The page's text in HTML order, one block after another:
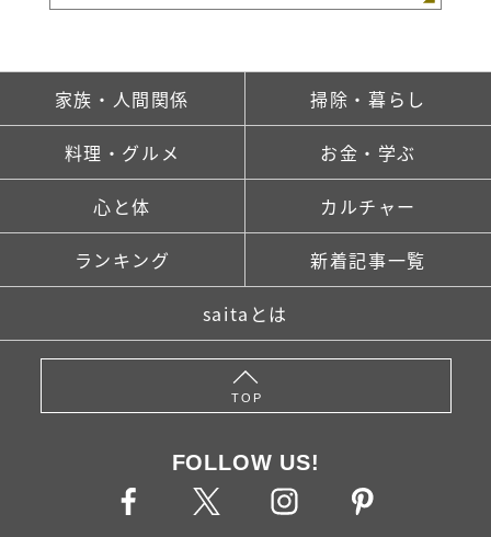
家族・人間関係 掃除・暮らし
料理・グルメ お金・学ぶ
心と体 カルチャー
ランキング 新着記事一覧
saitaとは
TOP
FOLLOW US!